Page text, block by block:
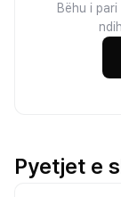
Bëhu i
Pyetjet e